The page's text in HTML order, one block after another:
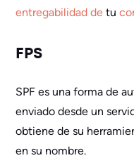
entregabilidad de tu
FPS
SPF es una forma de
enviado desde un
obtiene de su
en su nombre.